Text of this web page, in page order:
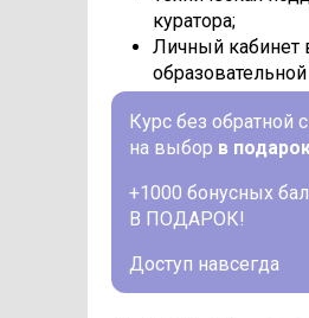
куратора;
Личный кабинет
Курс без обратной
на выбор в
+1000 бонусных
В ПОДАРОК!
Доступ навсегда